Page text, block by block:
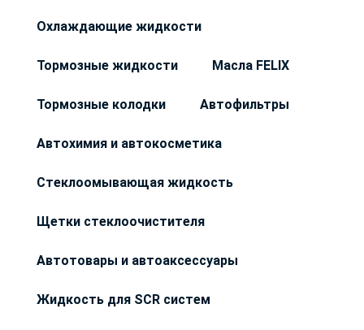
Охлаждающие жидкости
Тормозные жидкости Масла FELIX
Тормозные колодки Автофильтры
Автохимия и автокосметика
Стеклоомывающая жидкость
Щетки стеклоочистителя
Автотовары и автоаксессуары
Жидкость для SCR систем